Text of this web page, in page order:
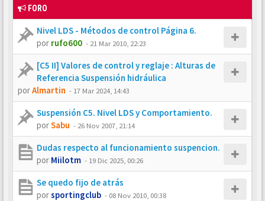
FORO
Nivel LDS - Métodos de control Página 6.
por rufo600 - 21 Mar 2010, 22:23
[C5 II] Valores de control y reglaje : Alturas de
Referencia Suspensión hidráulica
porAlmartin - 17 Mar 2024, 14:43
Suspensión C5. Nivel LDS y Comportamiento.
porSabu - 26 Nov 2007, 21:14
Dudas respecto al funcionamiento suspencion.
por Miilotm - 19 Dic 2025, 00:26
Se quedo fijo de atrás
porsportingclub - 08 Nov 2010, 00:38